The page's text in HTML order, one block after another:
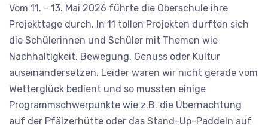
Vom 11. - 13. Mai 2026 führte die Oberschule ihre
Projekttage durch. In 11 tollen Projekten durften sich
die Schülerinnen und Schüler mit Themen wie
Nachhaltigkeit, Bewegung, Genuss oder Kultur
auseinandersetzen. Leider waren wir nicht gerade vom
Wetterglück bedient und so mussten einige
Programmschwerpunkte wie z.B. die Übernachtung
auf der Pfälzerhütte oder das Stand-Up-Paddeln auf